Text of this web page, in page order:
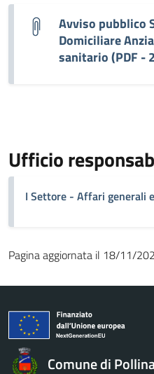
Avviso pubblico
Domiciliare
sanitario (PDF -
Ufficio
I Settore - Affari generali
Pagina aggiornata il 18/11/
Comune di